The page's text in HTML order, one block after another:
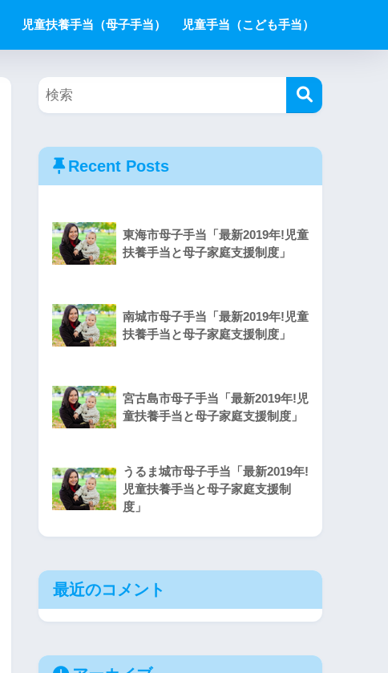
児童扶養手当（母子手当） 児童手当（こども手当）
Recent Posts
東海市母子手当「最新2019年!児童
扶養手当と母子家庭支援制度」
南城市母子手当「最新2019年!児童
扶養手当と母子家庭支援制度」
宮古島市母子手当「最新2019年!児
童扶養手当と母子家庭支援制度」
うるま城市母子手当「最新2019年!
児童扶養手当と母子家庭支援制
度」
最近のコメント